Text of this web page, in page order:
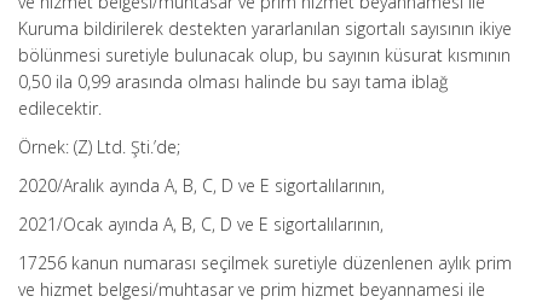
Kuruma bildirilerek destekten yararlanılan sigortalı sayısının ikiye
bölünmesi suretiyle bulunacak olup, bu sayının küsurat kısmının
0,50 ila 0,99 arasında olması halinde bu sayı tama iblağ
edilecektir.
Örnek: (Z) Ltd. Şti.’de;
2020/Aralık ayında A, B, C, D ve E sigortalılarının,
2021/Ocak ayında A, B, C, D ve E sigortalılarının,
17256 kanun numarası seçilmek suretiyle düzenlenen aylık prim
ve hizmet belgesi/muhtasar ve prim hizmet beyannamesi ile